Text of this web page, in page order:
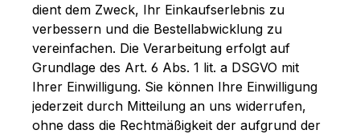
dient dem Zweck, Ihr Einkaufserlebnis zu
verbessern und die Bestellabwicklung zu
vereinfachen. Die Verarbeitung erfolgt auf
Grundlage des Art. 6 Abs. 1 lit. a DSGVO mit
Ihrer Einwilligung. Sie können Ihre Einwilligung
jederzeit durch Mitteilung an uns widerrufen,
ohne dass die Rechtmäßigkeit der aufgrund der